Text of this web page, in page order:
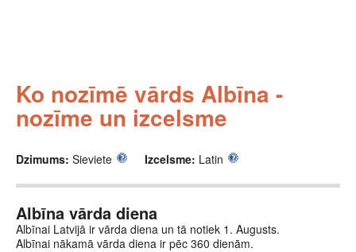
Ko nozīmē vārds Albīna -
nozīme un izcelsme
Dzimums: Sieviete Izcelsme: Latin
Albīna vārda diena
Albīnai Latvijā ir vārda diena un tā notiek 1. Augusts.
Albīnai nākamā vārda diena ir pēc 360 dienām.